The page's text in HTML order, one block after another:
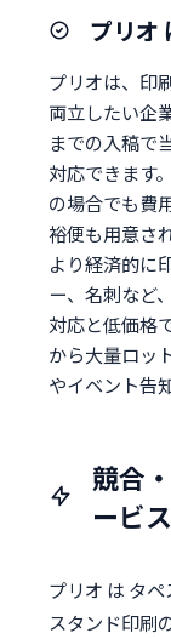
プリオ
プリオは、印
両立したい企
までの入稿で
対応できます
の場合でも費
裕便も用意さ
より経済的に
ー、名刺など
対応と低価格
から大量ロッ
やイベント告
競合
ービ
プリオ は タ
スタンド印刷